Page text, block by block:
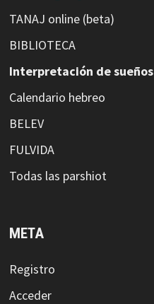
TANAJ online (beta)
BIBLIOTECA
Interpretación de sueños
Calendario hebreo
BELEV
FULVIDA
Todas las parshiot
META
Registro
Acceder